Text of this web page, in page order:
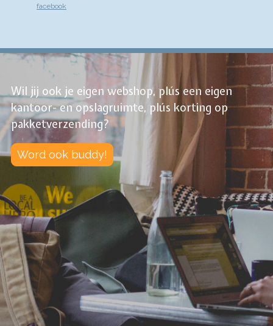
facebook
Wil jij ook je eigen webshop, plús een eigen
kantoor- en opslagruimte, plús korting op
pakketverzending?
Word ook buddy!